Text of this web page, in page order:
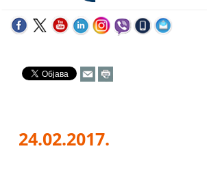
24.02.2017.